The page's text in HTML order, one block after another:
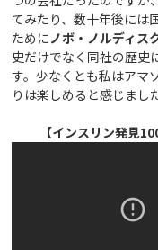
てみたり、数十年後には
ためにノボ・ノルディス
史だけでなく同社の歴史
す。少なくとも私はアマ
りは楽しめると感じまし
【インスリン発見